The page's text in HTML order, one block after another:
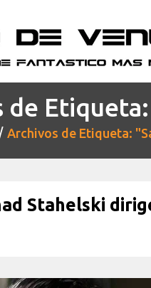
de Etiqueta:
Archivos de Etiqueta:
Stahelski